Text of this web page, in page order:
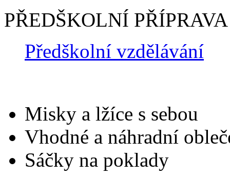
PŘEDŠKOLNÍ
Předškolní vzdělávání
Misky a lžíce s sebou
Vhodné a náhradní
Sáčky na poklady